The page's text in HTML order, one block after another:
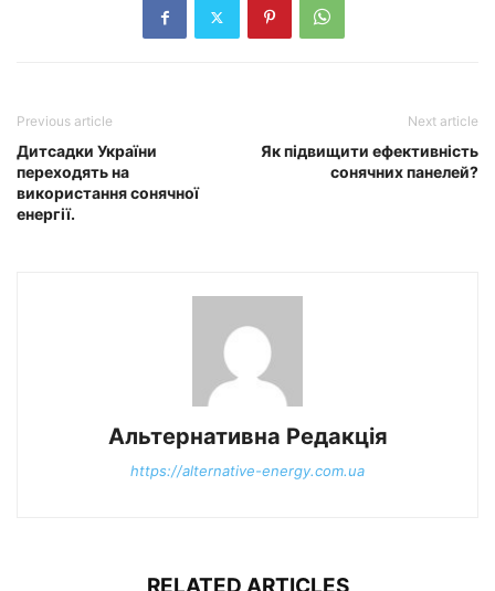
Previous article
Дитсадки України
переходять на
використання сонячної
енергії.
Next article
Як підвищити ефективність
сонячних панелей?
Альтернативна Редакція
https://alternative-energy.com.ua